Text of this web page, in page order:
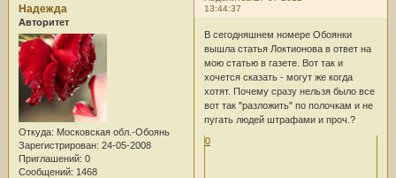
13:44:37
Надежда
Авторитет
Откуда: Московская обл.-Обоянь
Зарегистрирован: 24-05-2008
Приглашений: 0
Сообщений: 1468
В сегодняшнем номере Обоянки
вышла статья Локтионова в ответ на
мою статью в газете. Вот так и
хочется сказать - могут же когда
хотят. Почему сразу нельзя было все
вот так "разложить" по полочкам и не
пугать людей штрафами и проч.?
0